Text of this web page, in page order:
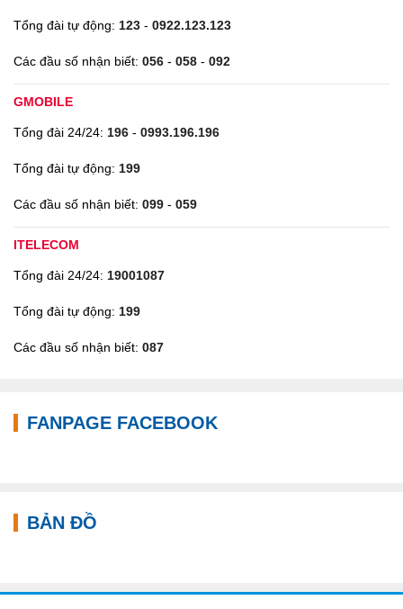
Tổng đài tự động: 123 - 0922.123.123
Các đầu số nhận biết: 056 - 058 - 092
GMOBILE
Tổng đài 24/24: 196 - 0993.196.196
Tổng đài tự động: 199
Các đầu số nhận biết: 099 - 059
ITELECOM
Tổng đài 24/24: 19001087
Tổng đài tự động: 199
Các đầu số nhận biết: 087
FANPAGE FACEBOOK
BẢN ĐỒ